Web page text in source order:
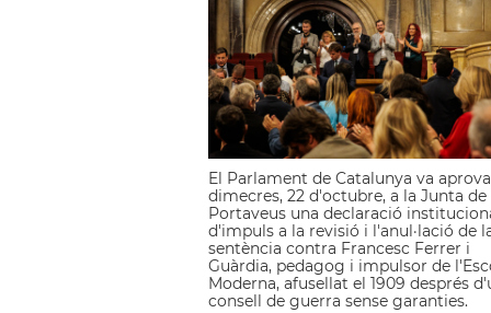
El Parlament de Catalunya va
dimecres, 22 d'octubre, a la Junta de
Portaveus una declaració
d'impuls a la revisió i l'anul·lació de
sentència contra Francesc Ferrer i
Guàrdia, pedagog i impulsor de
Moderna, afusellat el 1909 després
consell de guerra sense garanties.